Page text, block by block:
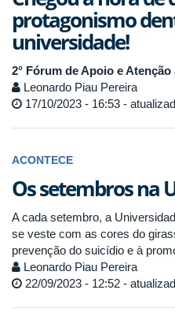
protagonismo
universidade!
2° Fórum de Apoio e
Leonardo Piau Pereira
17/10/2023 - 16:53 -
ACONTECE
Os setembros na
A cada setembro, a
se veste com as cores do
prevenção do suicídio e à
Leonardo Piau Pereira
22/09/2023 - 12:52 -